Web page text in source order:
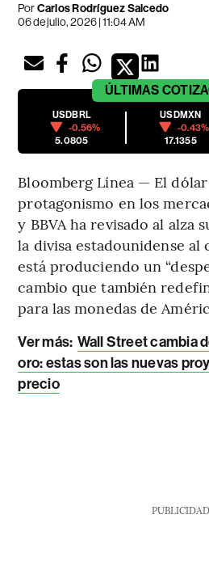
PorCarlos Rodríguez Salcedo
06 de julio, 2026 | 11:04 AM
ÚLTIMAS
USDBRL
-0.56%
5.0805
USDMXN
-0.43%
17.1355
Bloomberg Línea — El
protagonismo en los
y BBVA ha revisado al alza
la divisa estadounidense al
está produciendo un
cambio que también
para las monedas de
Ver más: Wall Street cambia
oro: estas son las nuevas
precio
PUBLICIDAD